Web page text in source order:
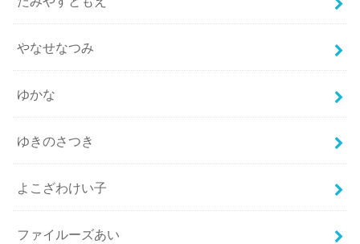
やなせなつみ
ゆかな
ゆきのさつき
よこざわけい子
ファイルーズあい